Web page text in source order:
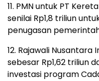
11. PMN untuk PT
senilai Rp1,8 triliun
penugasan
12. Rajawali
sebesar Rp1,62 triliun
investasi program